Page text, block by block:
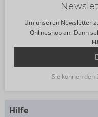
Um unseren Newsletter
Onlineshop an. Dann
Sie können
Hilfe